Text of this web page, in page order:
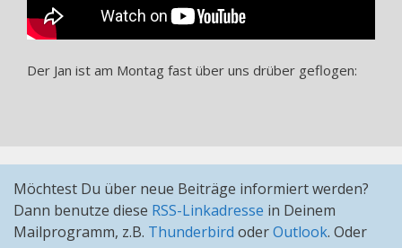
Der Jan ist am Montag fast über uns drüber geflogen:
Möchtest Du über neue Beiträge informiert werden?
Dann benutze diese RSS-Linkadresse in Deinem
Mailprogramm, z.B. Thunderbird oderOutlook. Oder